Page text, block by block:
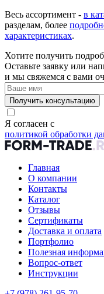
Весь ассортимент - в
разделам, более
характеристиках.
Хотите получить
Оставьте заявку или
и мы свяжемся с вами
Получить консультацию
Я согласен с
политикой обработки
Главная
О компании
Контакты
Каталог
Отзывы
Сертификаты
Доставка и оплата
Портфолио
Полезная
Вопрос-ответ
Инструкции